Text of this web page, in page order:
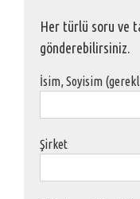
Her türlü soru ve
gönderebilirsiniz.
İsim, Soyisim
Şirket